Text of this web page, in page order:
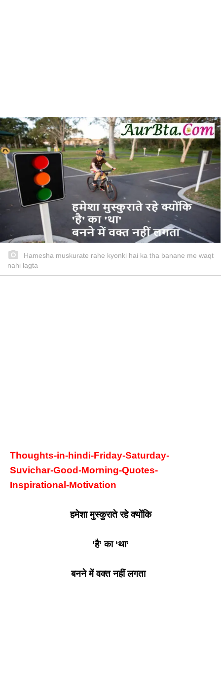
Hamesha muskurate rahe kyonki hai ka tha banane me waqt
nahi lagta
Thoughts-in-hindi-Friday-Saturday-
Suvichar-Good-Morning-Quotes-
Inspirational-Motivation
हमेशा मुस्कुराते रहे क्योंकि
‘है’ का ‘था’
बनने में वक्त नहीं लगता